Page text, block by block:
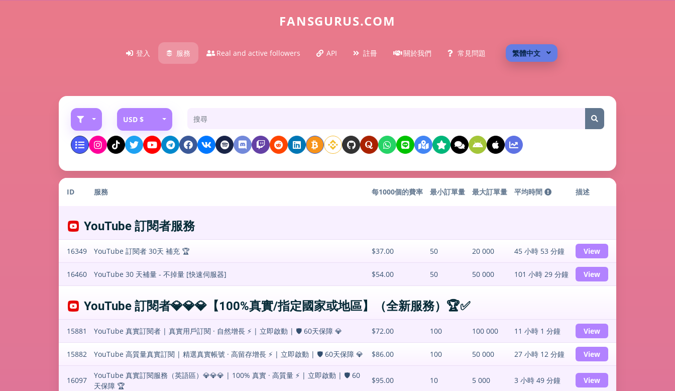
FANSGURUS.COM
登入 服務 Real and active followers API 註冊 關於我們 常見問題 繁體中文
USD $
ID 服務 每1000個的費率 最小訂單量 最大訂單量 平均時間 描述
YouTube 訂閱者服務
16349 YouTube 訂閱者 30天 補充 🏆 $37.00 50 20 000 45 小時 53 分鐘 View
16460 YouTube 30 天補量 - 不掉量 [快速伺服器] $54.00 50 50 000 101 小時 29 分鐘 View
YouTube 訂閱者💎💎💎【100%真實/指定國家或地區】（全新服務）🏆✅
15881 YouTube 真實訂閱者 | 真實用戶訂閱 · 自然增長 ⚡️ | 立即啟動 | 🛡️ 60天保障 💎 $72.00 100 100 000 11 小時 1 分鐘 View
15882 YouTube 高質量真實訂閱 | 精選真實帳號 · 高留存增長 ⚡️ | 立即啟動 | 🛡️ 60天保障 💎 $86.00 100 50 000 27 小時 12 分鐘 View
16097
YouTube 真實訂閱服務（英語區）💎💎💎 | 100% 真實 · 高質量 ⚡️ | 立即啟動 | 🛡️ 60
天保障 🏆
$95.00 10 5 000 3 小時 49 分鐘 View